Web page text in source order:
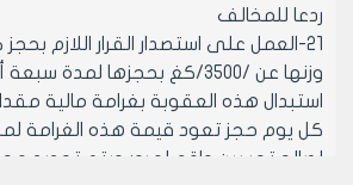
ردعا للمخالف
21-العمل على استصدار القرار اللازم
وزنها عن /3500/كغ بحجزها لمدة
كل يوم حجز تعود قيمة هذه الغرامة
لصالح تحسين واقع لمرور ويتم تحديد